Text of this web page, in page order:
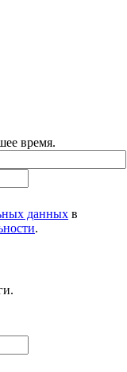
время.
данных в
.